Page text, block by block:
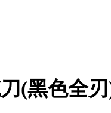
(黑色全